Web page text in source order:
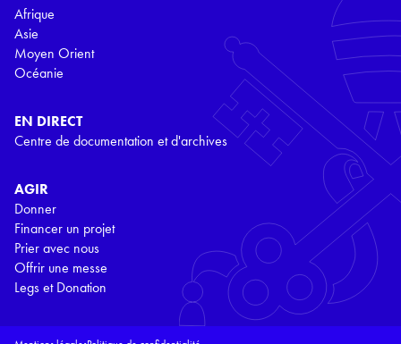
Afrique
Asie
Moyen Orient
Océanie
EN DIRECT
Centre de documentation et d'archives
AGIR
Donner
Financer un projet
Prier avec nous
Offrir une messe
Legs et Donation